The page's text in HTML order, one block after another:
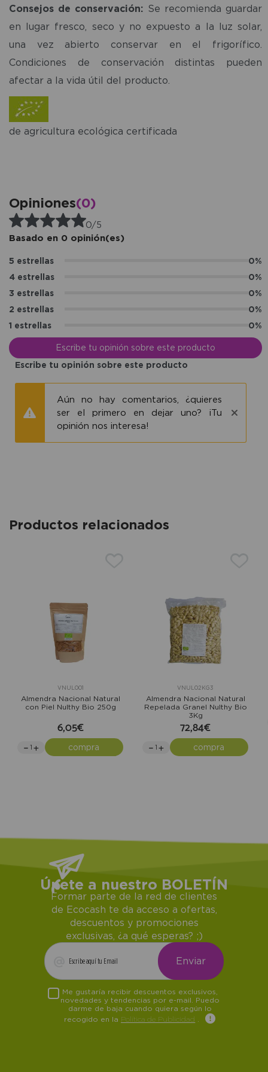
Consejos de conservación: Se recomienda guardar
en lugar fresco, seco y no expuesto a la luz solar,
una vez abierto conservar en el frigorífico.
Condiciones de conservación distintas pueden
afectar a la vida útil del producto.
de agricultura ecológica certificada
Opiniones(0)
0/5
Basado en 0 opinión(es)
5 estrellas
0%
4 estrellas
0%
3 estrellas
0%
2 estrellas
0%
1 estrellas
0%
Escribe tu opinión sobre este producto
Escribe tu opinión sobre este producto
Aún no hay comentarios, ¿quieres
ser el primero en dejar uno? ¡Tu
opinión nos interesa!
Productos relacionados
VNUL001
Almendra Nacional Natural
con Piel Nulthy Bio 250g
6,05€
compra
VNUL02KG3
Almendra Nacional Natural
Repelada Granel Nulthy Bio
3Kg
72,84€
compra
Únete a nuestro BOLETÍN
Formar parte de la red de clientes
de Ecocash te da acceso a ofertas,
descuentos y promociones
exclusivas, ¿a qué esperas? ;)
Me gustaría recibir descuentos exclusivos,
novedades y tendencias por e-mail. Puedo
darme de baja cuando quiera según lo
recogido en la Política de Publicidad